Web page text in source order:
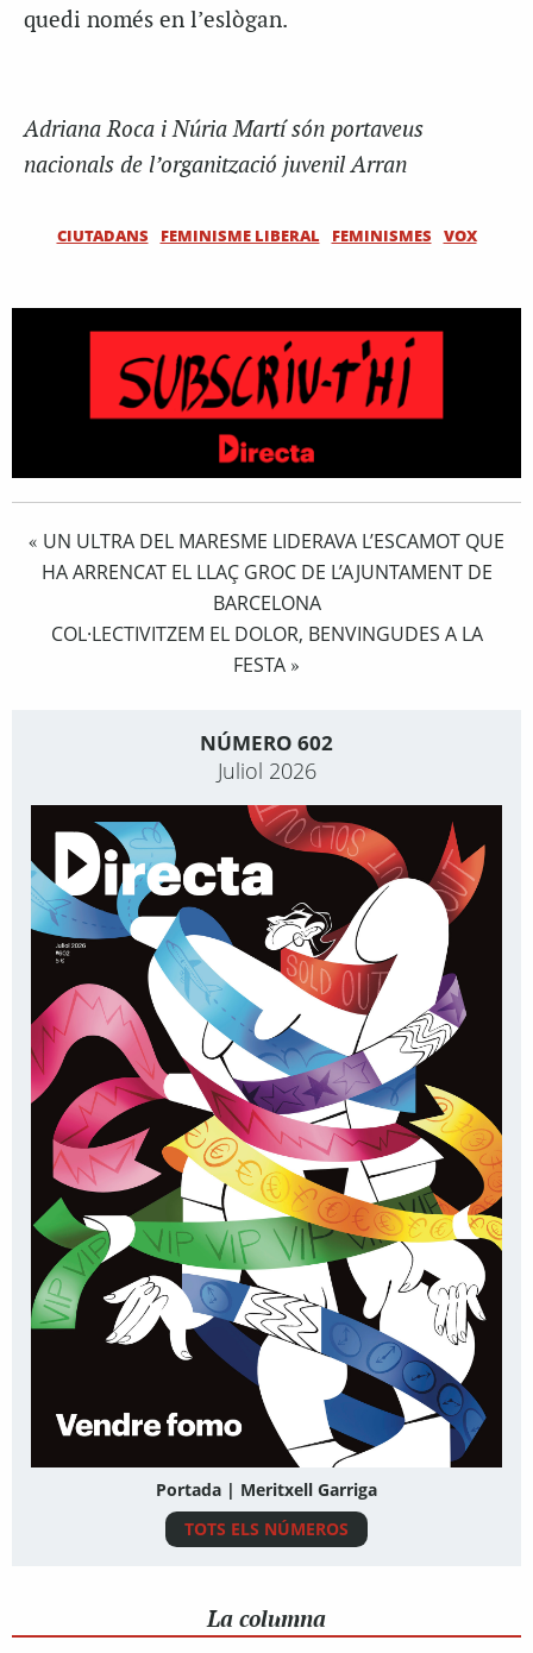
quedi només en l’eslògan.
Adriana Roca i Núria Martí són portaveus
nacionals de l’organització juvenil Arran
CIUTADANS FEMINISME LIBERAL FEMINISMES VOX
« UN ULTRA DEL MARESME LIDERAVA L’ESCAMOT QUE
HA ARRENCAT EL LLAÇ GROC DE L’AJUNTAMENT DE
BARCELONA
COL·LECTIVITZEM EL DOLOR, BENVINGUDES A LA
FESTA »
NÚMERO 602
Juliol 2026
Portada | Meritxell Garriga
TOTS ELS NÚMEROS
La columna